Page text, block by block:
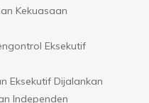
Kekuasaan
Eksekutif
Eksekutif Dijalankan
Independen